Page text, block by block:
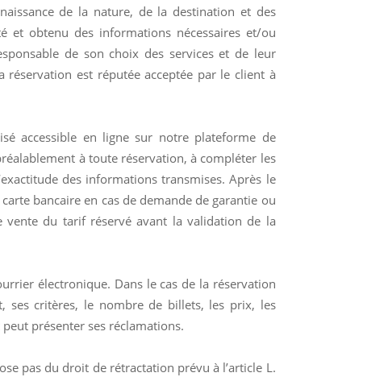
de la nature, de la destination et des
et obtenu des informations nécessaires et/ou
de son choix des services et de leur
est réputée acceptée par le client à
accessible en ligne sur notre plateforme de
à toute réservation, à compléter les
des informations transmises. Après le
bancaire en cas de demande de garantie ou
vente du tarif réservé avant la validation de la
électronique. Dans le cas de la réservation
ses critères, le nombre de billets, les prix, les
présenter ses réclamations.
pas du droit de rétractation prévu à l’article L.